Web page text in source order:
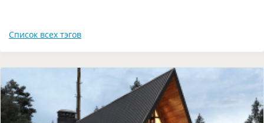
Список всех тэгов